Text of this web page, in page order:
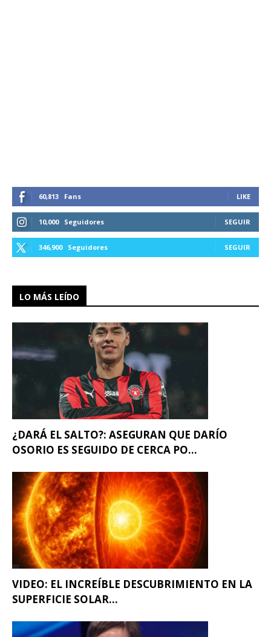
60,813 Fans LIKE
10,000 Seguidores SEGUIR
346,900 Seguidores SEGUIR
LO MÁS LEÍDO
¿DARÁ EL SALTO?: ASEGURAN QUE DARÍO
OSORIO ES SEGUIDO DE CERCA PO...
VIDEO: EL INCREÍBLE DESCUBRIMIENTO EN LA
SUPERFICIE SOLAR...